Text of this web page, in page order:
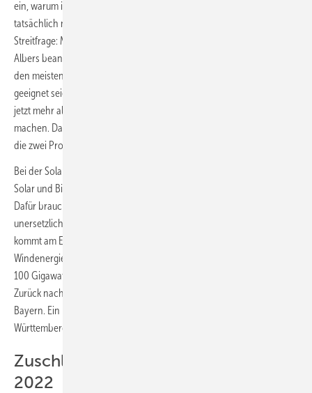
ein, warum in seinem Land keine Stromtrassen verlaufen sollten. Und
tatsächlich nähren Studie wie eine aus jüngster Zeit vom BfN die
Streitfrage: Muss jedes Land gleich viel Wind installieren. Hermann
Albers beantwortet die Frage elegant: Die Studie habe gezeigt, dass in
den meisten Ländern weit mehr als zwei Prozent für die Windkraft
geeignet seien. In weiten Teilen Schleswig-Holsteins seien es schon
jetzt mehr als vier Prozent. Die Länder dürften natürlich auch mehr
machen. Daraus folgt der Schluss, dass die anderen Länder zumindest
die zwei Prozent umsetzen sollten. Eine vernünftige Schlussfolgerung.
Bei der Solarenergie sind die Bayern derweil fleißig. Nur: Allein mit
Solar und Bio werden sie die Klimaziele dennoch nicht erreichen.
Dafür brauchen sie die Windkraft. „Windenergie ist auch im Süden
unersetzlich“, so Albers. Matthias Zelinger bestätigte: „Das Volumen
kommt am Ende aus der Windenergie.“ Er prognostizierte, dass
Windenergie weltweit 2024 oder 2025 einen jährlichen Zubau von
100 Gigawatt erstmals übersteige und dann auch stärkste Quelle sei.
Zurück nach Deutschland: Ein Richtwert aus der Nachbarschaft für die
Bayern. Ein Bekenntnis zur Windenergie hat schließlich auch Baden-
Württemberg beim Ausbau dieser Technologie auf die Beine geholfen.
Zuschlagsquote für den Süden ab
2022